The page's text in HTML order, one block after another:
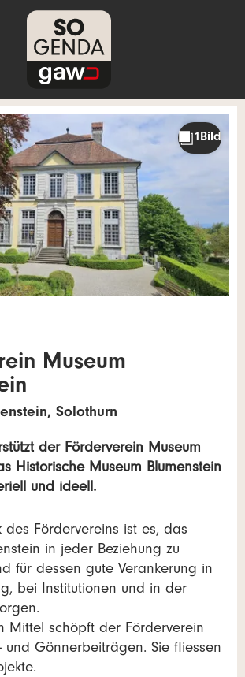
Museum
Solothurn
der Förderverein Museum
Historische Museum Blumenstein
und ideell.
des Fördervereins ist es, das
in jeder Beziehung zu
für dessen gute Verankerung in
bei Institutionen und in der
Mittel schöpft der Förderverein
und Gönnerbeiträgen. Sie fliessen